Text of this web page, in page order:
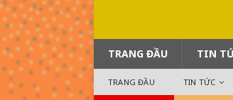
TRANG ĐẦU TIN
TRANG ĐẦU TIN TỨC